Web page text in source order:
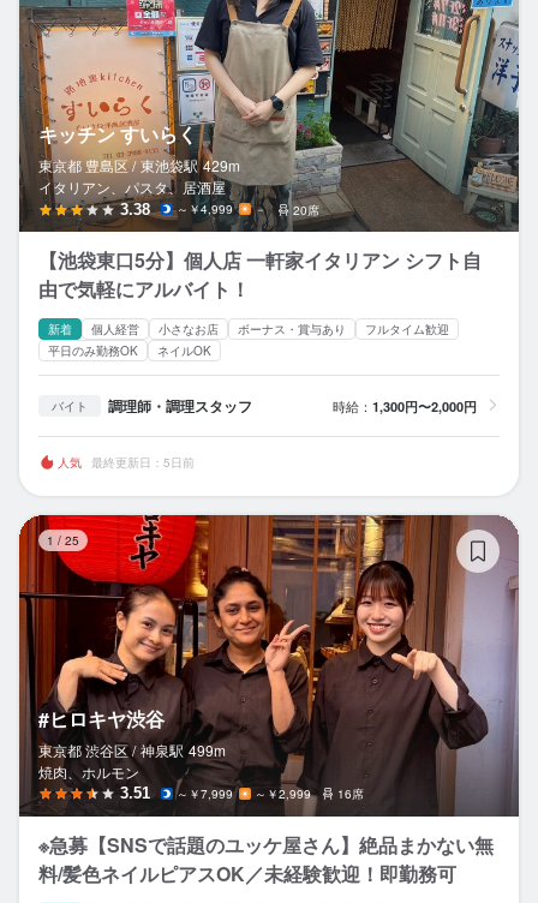
キッチン すいらく
東京都 豊島区 / 東池袋駅 429m
イタリアン、パスタ、居酒屋
3.38 ～￥4,999 － 20席
【池袋東口5分】個人店 一軒家イタリアン シフト自
由で気軽にアルバイト！
新着 個人経営 小さなお店 ボーナス・賞与あり
フルタイム歓迎
平日のみ勤務OK
ネイルOK
バイト 調理師・調理スタッフ 時給： 1,300円〜2,000円
人気 最終更新日：5日前
1 / 25
#ヒロキヤ渋谷
東京都 渋谷区 / 神泉駅 499m
焼肉、ホルモン
3.51 ～￥7,999 ～￥2,999 16席
※急募【SNSで話題のユッケ屋さん】絶品まかない無
料/髪色ネイルピアスOK／未経験歓迎！即勤務可